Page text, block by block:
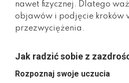
nawet fizycznej. Dlatego
objawów i podjęcie kroków
przezwyciężenia.
Jak radzić sobie z
Rozpoznaj swoje uczucia